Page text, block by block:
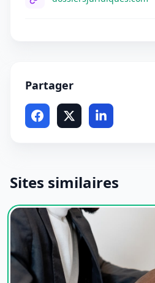
Partager
Sites similaires